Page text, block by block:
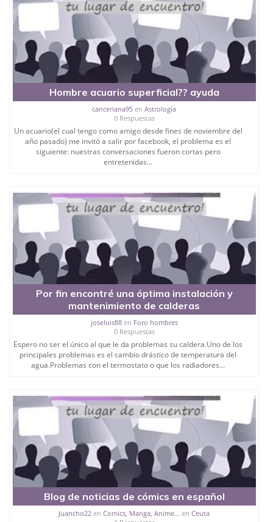
Hombre acuario superficial?? ayuda
canceriana95 enAstrología
0 Respuestas
Un acuario(el cual tengo como amigo desde fines de noviembre del
año pasado) me invitó a salir por facebook, el problema es el
siguiente: nuestras conversaciones fueron cortas pero
entretenidas...
Por fin encontré una óptima instalación y
mantenimiento de calderas
joseluis88en Foro hombres
0 Respuestas
Espero no ser el único al que le da problemas su caldera.Uno de los
principales problemas es el cambio drástico de temperatura del
agua.Problemas con el termostato o que los radiadores...
Blog de noticias de cómics en español
Juancho22 enComics, Manga, Anime... enCeuta